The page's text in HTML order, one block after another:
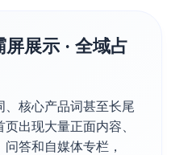
展示 · 全域占
、核心产品词甚至长尾
出现大量正面内容、
答和自媒体专栏，